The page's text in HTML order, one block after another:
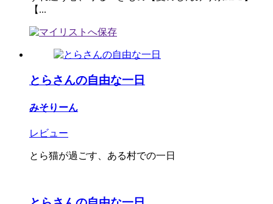
【...
とらさんの自由な一日
みそりーん
レビュー
とら猫が過ごす、ある村での一日